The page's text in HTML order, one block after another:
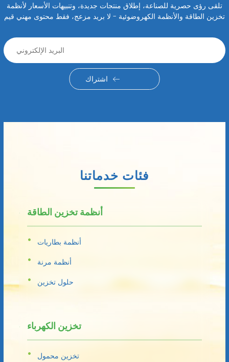
تلقى رؤى حصرية للصناعة، إطلاق منتجات جديدة، وتنبيهات الأسعار لأنظمة
تخزين الطاقة والأنظمة الكهروضوئية - لا بريد مزعج، فقط محتوى مهني قيم
اشتراك
فئات خدماتنا
أنظمة تخزين الطاقة
أنظمة بطاريات
أنظمة مرنة
حلول تخزين
تخزين الكهرباء
تخزين محمول